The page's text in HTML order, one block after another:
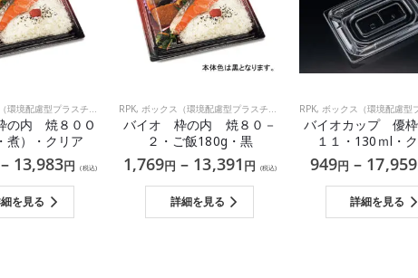
境配慮型プラスチック）
の内 焼８０Ｏ
煮）・クリア
– 13,983円 (税込)
を見る
RPK,ボックス（環境配慮型プラスチック） ,和食
バイオ 枠の内 焼８０－
２・ご飯180g・黒
1,769円 – 13,391 円 (税込)
詳細を見る
RPK, ボックス（環境配慮型プラ
バイオカップ 優枠
１１・130ｍl・
949円 – 17,959
詳細を見る